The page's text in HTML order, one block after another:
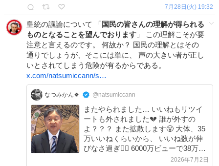
7月28日(火) 19:32
皇統の議論について 「国民の皆さんの理解が得られる
ものとなることを望んでおります 」 この理解こそが要
注意と言えるのです。 何故か？ 国民の理解とはその
通りでしょうが、そこには単に、 声の大きい者が正し
いとされてしまう危険が有るからである。
x.com/natsumiccann/s…
なつみかん🍀 @natsumiccann
またやられました… いいねもリツイ
ートも外されました💔 誰が外すの
よ？？？ また拡散します😤 大体、35
万いいねくらいから、 いいね数が伸
びなさ過ぎ😮‍💨 6000万ビューで38万い
いねは 少なくないですか？2026年7月2日